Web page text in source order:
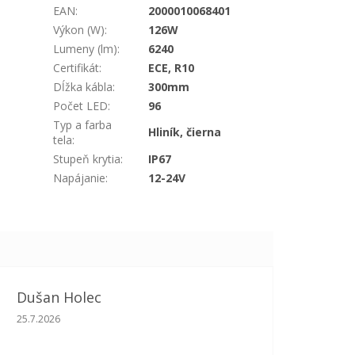
EAN:
2000010068401
Výkon (W):
126W
Lumeny (lm):
6240
Certifikát:
ECE, R10
Dĺžka kábla:
300mm
Počet LED:
96
Typ a farba
tela:
Hliník, čierna
Stupeň krytia:
IP67
Napájanie: 12-24V
Dušan Holec
Hodnotenie obchodu je 5 z 5 hviezdičiek.
25.7.2026